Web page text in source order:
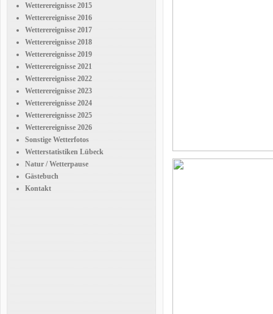
Wetterereignisse 2015
Wetterereignisse 2016
Wetterereignisse 2017
Wetterereignisse 2018
Wetterereignisse 2019
Wetterereignisse 2021
Wetterereignisse 2022
Wetterereignisse 2023
Wetterereignisse 2024
Wetterereignisse 2025
Wetterereignisse 2026
Sonstige Wetterfotos
Wetterstatistiken Lübeck
Natur / Wetterpause
Gästebuch
Kontakt